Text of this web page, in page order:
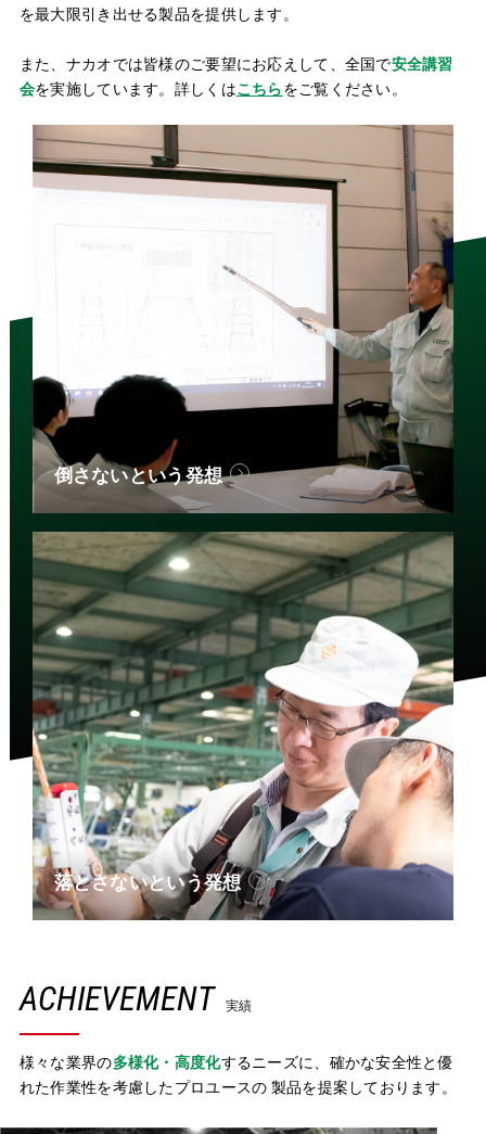
を最大限引き出せる製品を提供します。
また、ナカオでは皆様のご要望にお応えして、全国で安全講習
会を実施しています。詳しくはこちらをご覧ください。
倒さないという発想
落とさないという発想
ACHIEVEMENT 実績
様々な業界の多様化・高度化するニーズに、確かな安全性と優
れた作業性を考慮したプロユースの 製品を提案しております。